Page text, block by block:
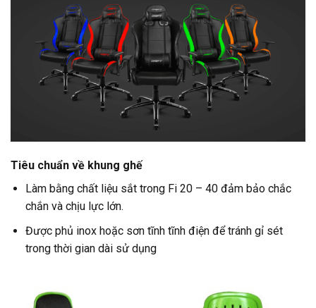
Tiêu chuẩn về khung ghế
Làm bằng chất liệu sắt trong Fi 20 – 40 đảm bảo chắc
chắn và chịu lực lớn.
Được phủ inox hoặc sơn tĩnh tĩnh điện để tránh gỉ sét
trong thời gian dài sử dụng